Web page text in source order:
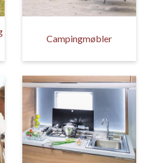
Campingmøbler